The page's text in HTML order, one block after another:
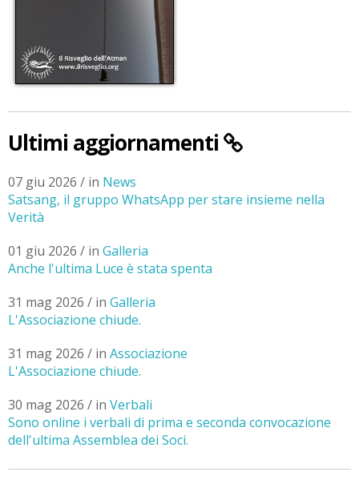
Ultimi aggiornamenti
07 giu 2026 / in News
Satsang, il gruppo WhatsApp per stare insieme nella
Verità
01 giu 2026 / in Galleria
Anche l'ultima Luce è stata spenta
31 mag 2026 / in Galleria
L'Associazione chiude.
31 mag 2026 / in Associazione
L'Associazione chiude.
30 mag 2026 / in Verbali
Sono online i verbali di prima e seconda convocazione
dell'ultima Assemblea dei Soci.